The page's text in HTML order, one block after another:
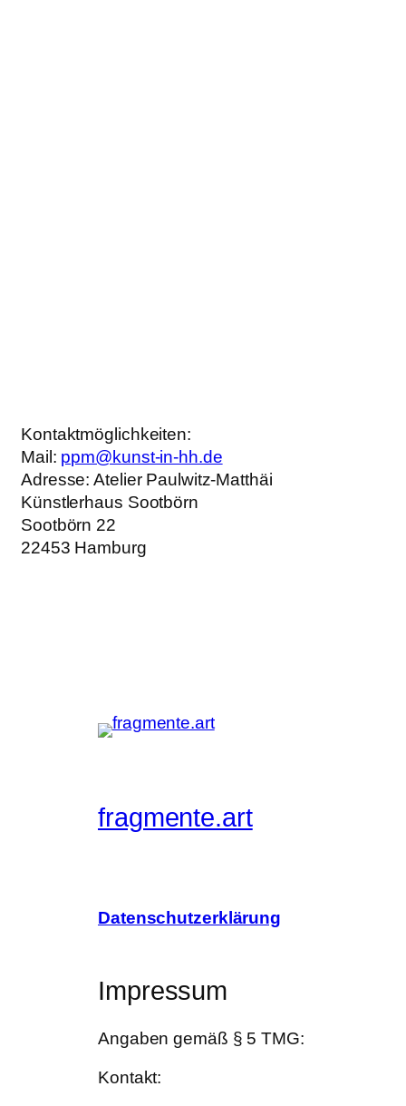
Kontaktmöglichkeiten:
Mail: ppm@kunst-in-hh.de
Adresse: Atelier Paulwitz-Matthäi
Künstlerhaus Sootbörn
Sootbörn 22
22453 Hamburg
fragmente.art
Datenschutzerklärung
Impressum
Angaben gemäß § 5 TMG:
Kontakt: